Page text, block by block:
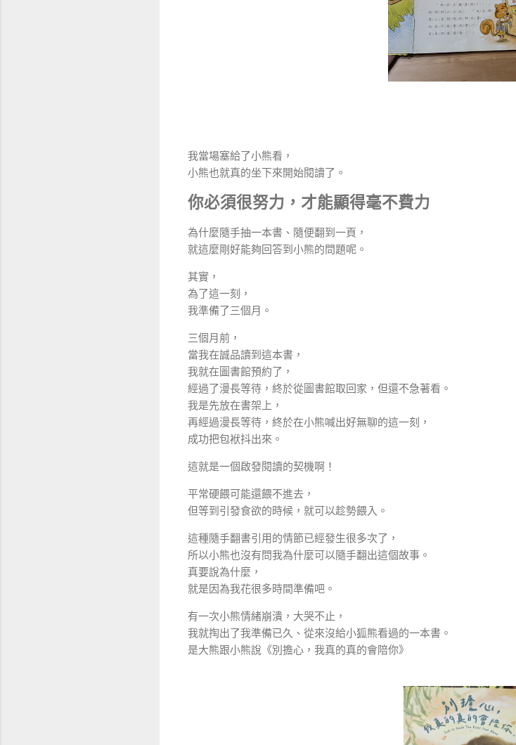
我當場塞給了小熊看，
小熊也就真的坐下來開始閱讀了。
你必須很努力，才能顯得毫不費力
為什麼隨手抽一本書、隨便翻到一頁，
就這麼剛好能夠回答到小熊的問題呢。
其實，
為了這一刻，
我準備了三個月。
三個月前，
當我在誠品讀到這本書，
我就在圖書館預約了，
經過了漫長等待，終於從圖書館取回家，但還不急著看。
我是先放在書架上，
再經過漫長等待，終於在小熊喊出好無聊的這一刻，
成功把包袱抖出來。
這就是一個啟發閱讀的契機啊！
平常硬餵可能還餵不進去，
但等到引發食欲的時候，就可以趁勢餵入。
這種隨手翻書引用的情節已經發生很多次了，
所以小熊也沒有問我為什麼可以隨手翻出這個故事。
真要說為什麼，
就是因為我花很多時間準備吧。
有一次小熊情緒崩潰，大哭不止，
我就掏出了我準備已久、從來沒給小狐熊看過的一本書。
是大熊跟小熊說《別擔心，我真的真的會陪你》